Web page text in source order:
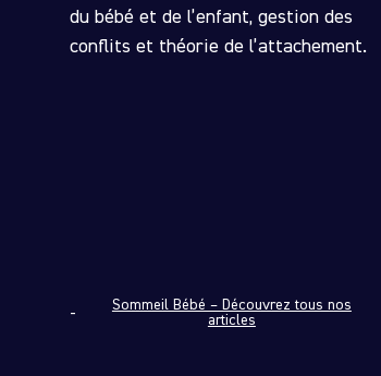
du bébé et de l’enfant, gestion des
conflits et théorie de l’attachement.
Sommeil Bébé – Découvrez tous nos
articles